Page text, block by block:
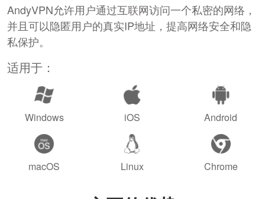
AndyVPN允许用户通过互联网访问一个私密的网络，
并且可以隐匿用户的真实IP地址，提高网络安全和隐
私保护。
适用于：
Windows iOS Android
macOS Linux Chrome